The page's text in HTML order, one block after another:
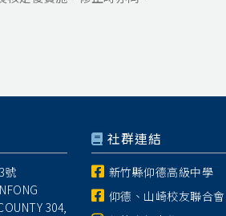
號
304,
社群連結
新竹縣仰德高級中學
仰德、山崎校友聯合會